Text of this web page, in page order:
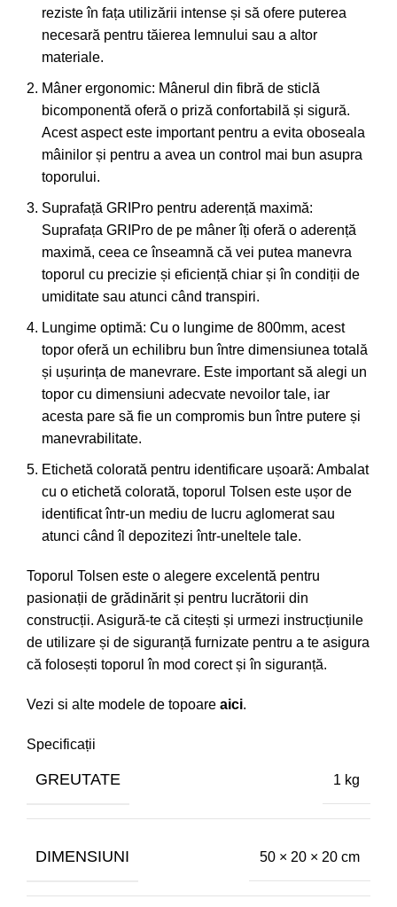
reziste în fața utilizării intense și să ofere puterea
necesară pentru tăierea lemnului sau a altor
materiale.
Mâner ergonomic: Mânerul din fibră de sticlă
bicomponentă oferă o priză confortabilă și sigură.
Acest aspect este important pentru a evita oboseala
mâinilor și pentru a avea un control mai bun asupra
toporului.
Suprafață GRIPro pentru aderență maximă:
Suprafața GRIPro de pe mâner îți oferă o aderență
maximă, ceea ce înseamnă că vei putea manevra
toporul cu precizie și eficiență chiar și în condiții de
umiditate sau atunci când transpiri.
Lungime optimă: Cu o lungime de 800mm, acest
topor oferă un echilibru bun între dimensiunea totală
și ușurința de manevrare. Este important să alegi un
topor cu dimensiuni adecvate nevoilor tale, iar
acesta pare să fie un compromis bun între putere și
manevrabilitate.
Etichetă colorată pentru identificare ușoară: Ambalat
cu o etichetă colorată, toporul Tolsen este ușor de
identificat într-un mediu de lucru aglomerat sau
atunci când îl depozitezi într-uneltele tale.
Toporul Tolsen este o alegere excelentă pentru
pasionații de grădinărit și pentru lucrătorii din
construcții. Asigură-te că citești și urmezi instrucțiunile
de utilizare și de siguranță furnizate pentru a te asigura
că folosești toporul în mod corect și în siguranță.
Vezi si alte modele de topoare aici.
Specificații
GREUTATE 1 kg
DIMENSIUNI 50 × 20 × 20 cm